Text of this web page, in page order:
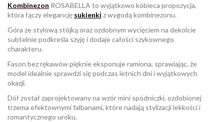
Kombinezon ROSABELLA to wyjątkowo kobieca propozycja,
która łączy elegancję sukienki z wygodą kombinezonu.
Góra ze stylową stójką oraz ozdobnym wycięciem na dekolcie
subtelnie podkreśla szyję i dodaje całości szykownego
charakteru.
Fason bez rękawów pięknie eksponuje ramiona, sprawiając, że
model idealnie sprawdzi się podczas letnich dni i wyjątkowych
okazji.
Dół został zaprojektowany na wzór mini spódniczki, ozdobionej
trzema efektownymi falbanami, które nadają stylizacji lekkości i
romantycznego uroku.